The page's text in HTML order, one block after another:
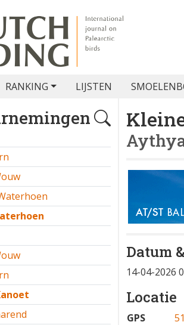
RANKING LIJSTEN
Datum
14-04-2026
Locatie
GPS